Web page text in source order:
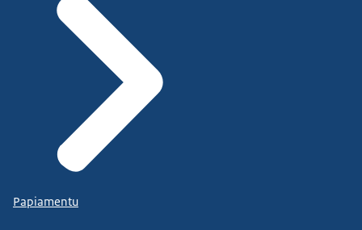
Papiamentu